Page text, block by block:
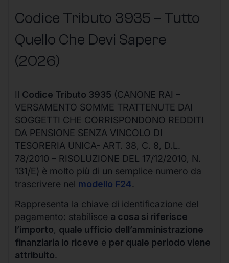
Codice Tributo 3935 – Tutto
Quello Che Devi Sapere
(2026)
Il Codice Tributo 3935 (CANONE RAI –
VERSAMENTO SOMME TRATTENUTE DAI
SOGGETTI CHE CORRISPONDONO REDDITI
DA PENSIONE SENZA VINCOLO DI
TESORERIA UNICA- ART. 38, C. 8, D.L.
78/2010 – RISOLUZIONE DEL 17/12/2010, N.
131/E) è molto più di un semplice numero da
trascrivere nel modello F24.
Rappresenta la chiave di identificazione del
pagamento: stabilisce a cosa si riferisce
l’importo, quale ufficio dell’amministrazione
finanziaria lo riceve e per quale periodo viene
attribuito.